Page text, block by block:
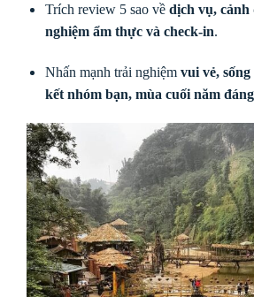
Trích review 5 sao về dịch vụ,
nghiệm ẩm thực và check-in.
Nhấn mạnh trải nghiệm vui vẻ,
kết nhóm bạn, mùa cuối năm